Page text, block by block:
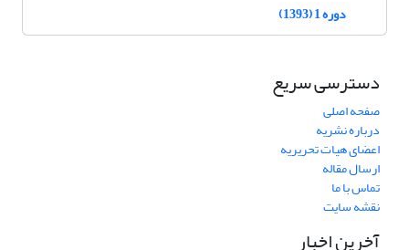
دوره 1 (1393)
دسترسی سریع
صفحه اصلی
درباره نشریه
اعضای هیات تحریریه
ارسال مقاله
تماس با ما
نقشه سایت
آخرین اخبار